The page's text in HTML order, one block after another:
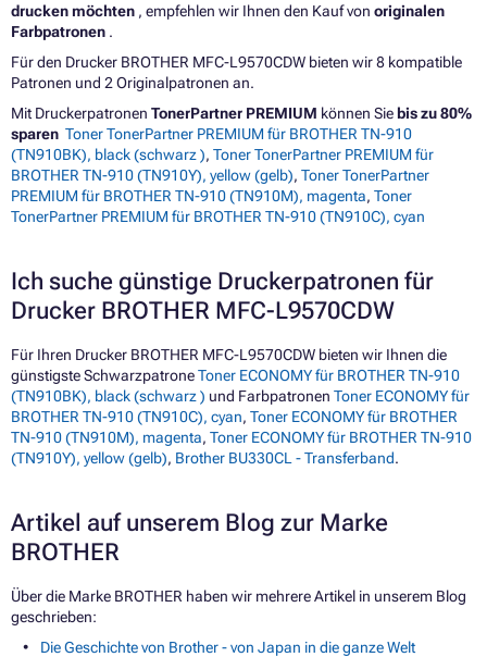
drucken möchten , empfehlen wir Ihnen den Kauf von originalen
Farbpatronen .
Für den Drucker BROTHER MFC-L9570CDW bieten wir 8 kompatible
Patronen und 2 Originalpatronen an.
Mit Druckerpatronen TonerPartner PREMIUM können Siebis zu 80%
sparen Toner TonerPartner PREMIUM für BROTHER TN-910
(TN910BK), black (schwarz ), Toner TonerPartner PREMIUM für
BROTHER TN-910 (TN910Y), yellow (gelb), Toner TonerPartner
PREMIUM für BROTHER TN-910 (TN910M), magenta, Toner
TonerPartner PREMIUM für BROTHER TN-910 (TN910C), cyan
Ich suche günstige Druckerpatronen für
Drucker BROTHER MFC-L9570CDW
Für Ihren Drucker BROTHER MFC-L9570CDW bieten wir Ihnen die
günstigste SchwarzpatroneToner ECONOMY für BROTHER TN-910
(TN910BK), black (schwarz ) und Farbpatronen Toner ECONOMY für
BROTHER TN-910 (TN910C), cyan, Toner ECONOMY für BROTHER
TN-910 (TN910M), magenta, Toner ECONOMY für BROTHER TN-910
(TN910Y), yellow (gelb), Brother BU330CL - Transferband.
Artikel auf unserem Blog zur Marke
BROTHER
Über die Marke BROTHER haben wir mehrere Artikel in unserem Blog
geschrieben:
Die Geschichte von Brother - von Japan in die ganze Welt